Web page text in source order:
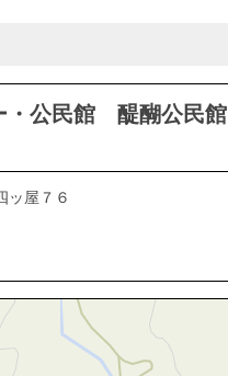
・公民館 醍醐公民館
ッ屋７６